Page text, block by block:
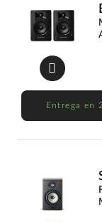
Entrega en